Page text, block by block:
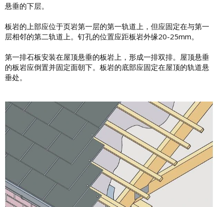
悬垂的下层。
板岩的上部应位于页岩第一层的第一轨道上，但应固定在与第一
层相邻的第二轨道上。钉孔的位置应距板岩外缘20-25mm。
第一排石板安装在屋顶悬垂的板岩上，形成一排双排。屋顶悬垂
的板岩应倒置并固定面朝下。板岩的底部应固定在屋顶的轨道悬
垂处。